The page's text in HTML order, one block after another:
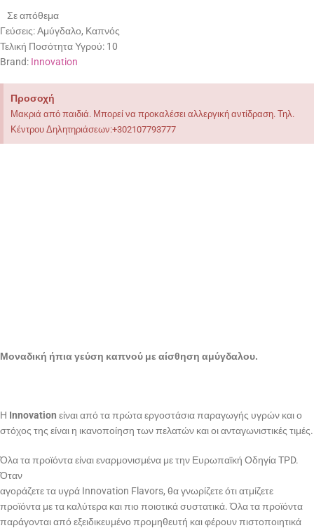
Σε απόθεμα
Γεύσεις:Αμύγδαλο, Καπνός
Τελική Ποσότητα Υγρού: 10
Brand: Innovation
Προσοχή
Μακριά από παιδιά. Μπορεί να προκαλέσει αλλεργική αντίδραση. Τηλ.
Κέντρου Δηλητηριάσεων:+302107793777
Μοναδική ήπια γεύση καπνού με αίσθηση αμύγδαλου.
Η Innovation είναι από τα πρώτα εργοστάσια παραγωγής υγρών και ο
στόχος της είναι η ικανοποίηση των πελατών και οι ανταγωνιστικές τιμές.
Όλα τα προϊόντα είναι εναρμονισμένα με την Ευρωπαϊκή Οδηγία TPD.
Όταν
αγοράζετε τα υγρά Innovation Flavors, θα γνωρίζετε ότι ατμίζετε
προϊόντα με τα καλύτερα και πιο ποιοτικά συστατικά. Όλα τα προϊόντα
παράγονται από εξειδικευμένο προμηθευτή και φέρουν πιστοποιητικά